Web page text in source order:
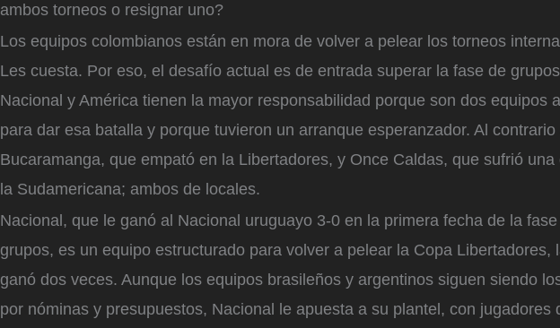
ambos torneos o resignar uno?
Los equipos colombianos están en mora de volver a pelear los torneos
Les cuesta. Por eso, el desafío actual es de entrada superar la fase de
Nacional y América tienen la mayor responsabilidad porque son dos equipos
para dar esa batalla y porque tuvieron un arranque esperanzador. Al contrario
Bucaramanga, que empató en la Libertadores, y Once Caldas, que sufrió una
la Sudamericana; ambos de locales.
Nacional, que le ganó al Nacional uruguayo 3-0 en la primera fecha de la fase
grupos, es un equipo estructurado para volver a pelear la Copa Libertadores,
ganó dos veces. Aunque los equipos brasileños y argentinos siguen siendo
por nóminas y presupuestos, Nacional le apuesta a su plantel, con jugadores